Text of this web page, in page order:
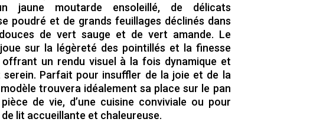
jaune moutarde ensoleillé, de délicats
poudré et de grands feuillages déclinés dans
de vert sauge et de vert amande. Le
sur la légèreté des pointillés et la finesse
un rendu visuel à la fois dynamique et
serein. Parfait pour insuffler de la joie et de la
trouvera idéalement sa place sur le pan
de vie, d’une cuisine conviviale ou pour
lit accueillante et chaleureuse.